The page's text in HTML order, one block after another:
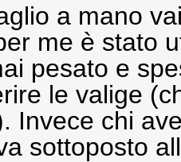
a mano
me è stato
pesato e
le valige
Invece chi
sottoposto